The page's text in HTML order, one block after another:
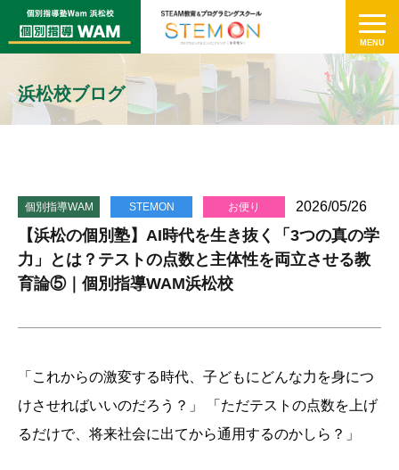
浜松校ブログ
個別指導WAM STEMON お便り 2026/05/26
【浜松の個別塾】AI時代を生き抜く「3つの真の学
力」とは？テストの点数と主体性を両立させる教
育論⑤｜個別指導WAM浜松校
「これからの激変する時代、子どもにどんな力を身につ
けさせればいいのだろう？」 「ただテストの点数を上げ
るだけで、将来社会に出てから通用するのかしら？」